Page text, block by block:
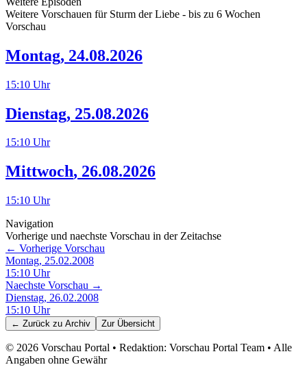
Weitere Vorschauen für Sturm der Liebe - bis zu 6 Wochen
Vorschau
Montag, 24.08.2026
15:10 Uhr
Dienstag, 25.08.2026
15:10 Uhr
Mittwoch, 26.08.2026
15:10 Uhr
Navigation
Vorherige und naechste Vorschau in der Zeitachse
← Vorherige Vorschau
Montag, 25.02.2008
15:10 Uhr
Naechste Vorschau →
Dienstag, 26.02.2008
15:10 Uhr
← Zurück zu Archiv Zur Übersicht
© 2026 Vorschau Portal • Redaktion: Vorschau Portal Team • Alle
Angaben ohne Gewähr